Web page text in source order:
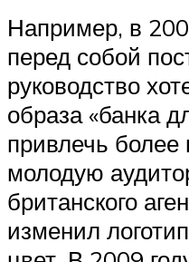
Например, в
перед собой
руководство
образа «банка
привлечь
молодую
британского
изменил